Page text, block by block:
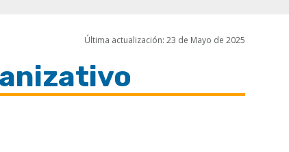
Última actualización: 23 de Mayo de 2025